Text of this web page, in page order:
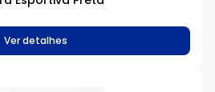
Ver detalhes